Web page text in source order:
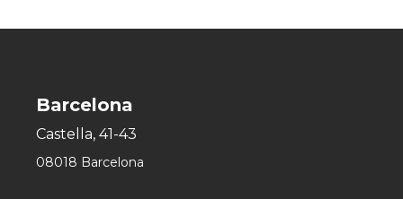
Barcelona
Castella, 41-43
08018 Barcelona